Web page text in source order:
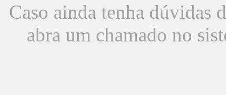
Caso ainda tenha dúvidas
abra um chamado no